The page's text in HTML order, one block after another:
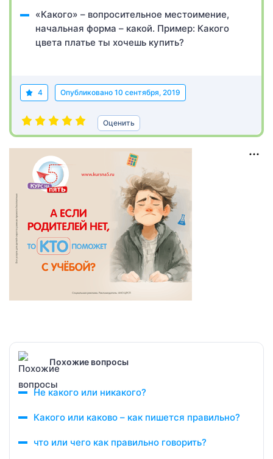
«Какого» – вопросительное местоимение,
начальная форма – какой. Пример: Какого
цвета платье ты хочешь купить?
4 Опубликовано 10 сентября, 2019
Оценить
Похожие вопросы
Не какого или никакого?
Какого или каково – как пишется правильно?
что или чего как правильно говорить?